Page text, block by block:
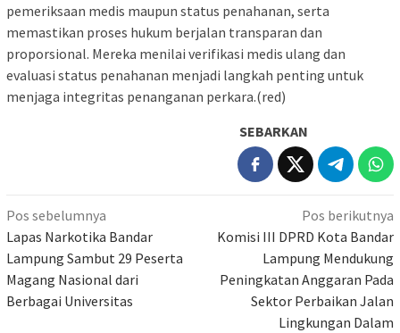
pemeriksaan medis maupun status penahanan, serta
memastikan proses hukum berjalan transparan dan
proporsional. Mereka menilai verifikasi medis ulang dan
evaluasi status penahanan menjadi langkah penting untuk
menjaga integritas penanganan perkara.(red)
SEBARKAN
Navigasi
pos
Pos sebelumnya
Lapas Narkotika Bandar
Lampung Sambut 29 Peserta
Magang Nasional dari
Berbagai Universitas
Pos berikutnya
Komisi III DPRD Kota Bandar
Lampung Mendukung
Peningkatan Anggaran Pada
Sektor Perbaikan Jalan
Lingkungan Dalam